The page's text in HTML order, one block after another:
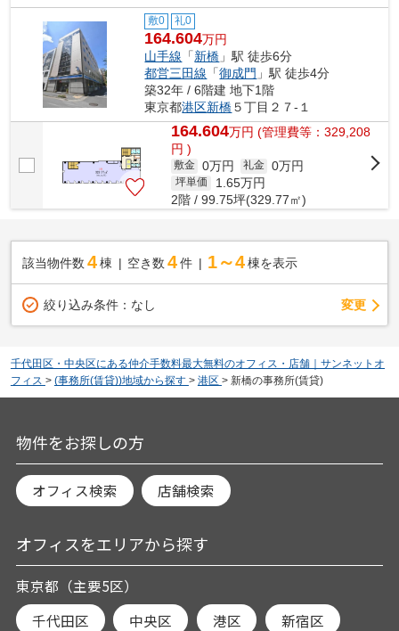
敷0 礼0
164.604万円
山手線 「新橋 」駅 徒歩6分
都営三田線 「御成門 」駅 徒歩4分
築32年 / 6階建 地下1階
東京都港区新橋５丁目２７-１
164.604万円 (管理費等：329,208
円 )
敷金 0万円 礼金 0万円
坪単価 1.65万円
2階 / 99.75坪(329.77㎡)
該当物件数 4棟 空き数 4 件 1～4 棟を表示
絞り込み条件： なし 変更
千代田区・中央区にある仲介手数料最大無料のオフィス・店舗｜サンネットオ
フィス > (事務所(賃貸))地域から探す > 港区 > 新橋の事務所(賃貸)
物件をお探しの方
オフィス検索 店舗検索
オフィスをエリアから探す
東京都（主要5区）
千代田区
中央区 港区 新宿区